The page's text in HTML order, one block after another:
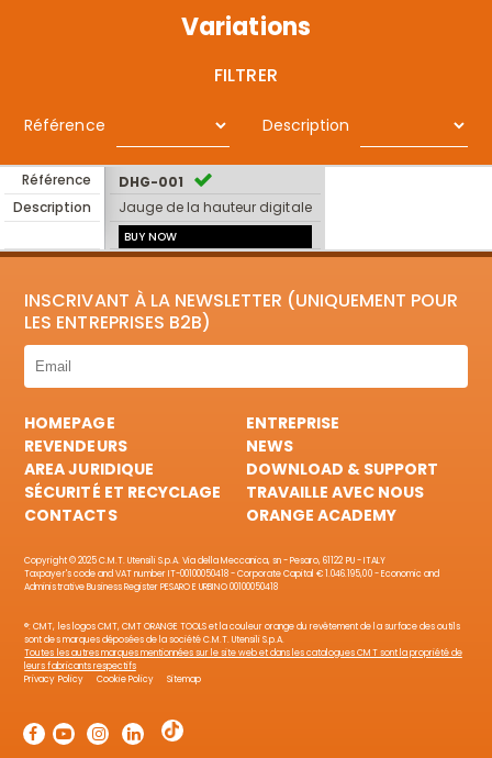
Variations
FILTRER
Référence Description
Référence
Description
DHG-001
Jauge de la hauteur digitale
BUY NOW
INSCRIVANT À LA NEWSLETTER (UNIQUEMENT POUR
LES ENTREPRISES B2B)
HOMEPAGE
ENTREPRISE
REVENDEURS
NEWS
AREA JURIDIQUE
DOWNLOAD & SUPPORT
SÉCURITÉ ET RECYCLAGE
TRAVAILLE AVEC NOUS
CONTACTS
ORANGE ACADEMY
Copyright © 2025 C.M.T. Utensili S.p.A. Via della Meccanica, sn - Pesaro, 61122 PU - ITALY
Taxpayer's code and VAT number IT-00100050418 - Corporate Capital € 1.046.195,00 - Economic and
Administrative Business Register PESARO E URBINO 00100050418
®: CMT, les logos CMT, CMT ORANGE TOOLS et la couleur orange du revêtement de la surface des outils
sont des marques déposées de la société C.M.T. Utensili S.p.A.
Toutes les autres marques mentionnées sur le site web et dans les catalogues CMT sont la propriété de
leurs fabricants respectifs
Privacy Policy
Cookie Policy Sitemap